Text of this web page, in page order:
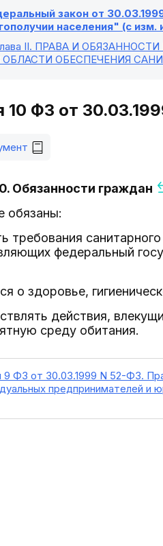
закон от
населения" (с изм.
II. ПРАВА И
ОБЛАСТИ ОБЕСПЕЧЕНИЯ
10 ФЗ от
Обязанности граждан
обязаны:
требования
федеральный
о здоровье,
действия,
среду обитания.
9 ФЗ от 30.03.1999 N 52-ФЗ.
предпринимателей и